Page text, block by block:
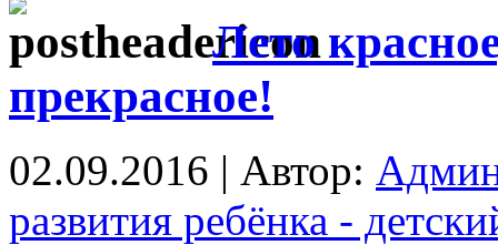
Лето
прекрасное!
02.09.2016 | Автор:
развития ребёнка -